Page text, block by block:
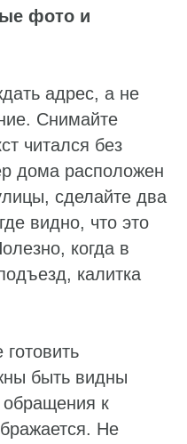
фото и
адрес, а не
Снимайте
читался без
дома расположен
сделайте два
видно, что это
когда в
калитка
быть видны
обращения к
Не